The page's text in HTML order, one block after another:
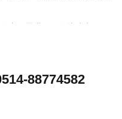
变压器进行匝数比或电压比
88774582